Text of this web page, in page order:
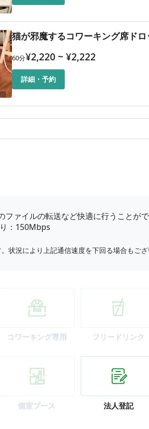
猫が邪魔するコワーキング席ド
60分¥2,220 ~ ¥2,222
詳細・予約
ファイルの転送など快適に行うことがで
：150Mbps
状況により上記通信速度を下回る場合もござ
コワーキング専用 フリー ドリンク
個室ブース 法人登記